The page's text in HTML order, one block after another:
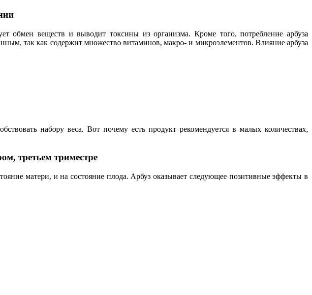
обмен веществ и выводит токсины из организма. Кроме того, потребление арбуза
так как содержит множество витаминов, макро- и микроэлементов. Влияние арбуза
набору веса. Вот почему есть продукт рекомендуется в малых количествах,
третьем триместре
матери, и на состояние плода. Арбуз оказывает следующее позитивные эффекты в